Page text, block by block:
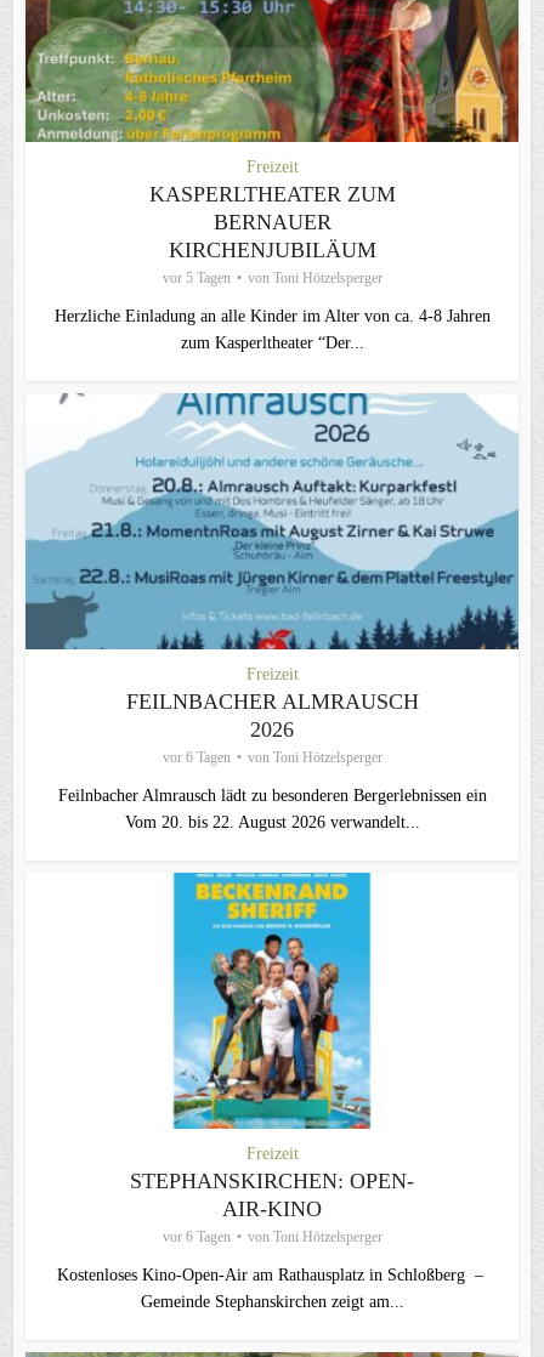
Freizeit
KASPERLTHEATER ZUM
BERNAUER
KIRCHENJUBILÄUM
vor 5 Tagen von Toni Hötzelsperger
Herzliche Einladung an alle Kinder im Alter von ca. 4-8 Jahren
zum Kasperltheater “Der...
Freizeit
FEILNBACHER ALMRAUSCH
2026
vor 6 Tagen von Toni Hötzelsperger
Feilnbacher Almrausch lädt zu besonderen Bergerlebnissen ein
Vom 20. bis 22. August 2026 verwandelt...
Freizeit
STEPHANSKIRCHEN: OPEN-
AIR-KINO
vor 6 Tagen von Toni Hötzelsperger
Kostenloses Kino-Open-Air am Rathausplatz in Schloßberg –
Gemeinde Stephanskirchen zeigt am...